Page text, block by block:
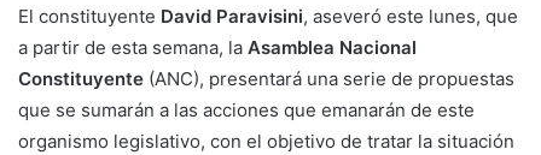
El constituyente David Paravisini, aseveró este lunes, que
a partir de esta semana, la Asamblea Nacional
Constituyente (ANC), presentará una serie de propuestas
que se sumarán a las acciones que emanarán de este
organismo legislativo, con el objetivo de tratar la situación